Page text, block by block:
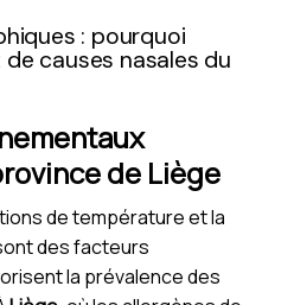
: pourquoi
causes nasales du
de Liège
de température et la
des facteurs
la prévalence des